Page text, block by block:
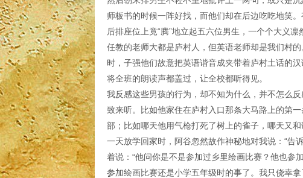
师板书的时候一阵好找，而他们却在后边吃吃地笑
后排座位上竟“腾”地立起五六位男生，一个个大义
任教的老师大都是庐村人，但英语老师却是我们村
时，子强他们故意把英语谐音成夹带着庐村土话的
将全班的朗读声都盖过，让全校都听得见。
我反感这些男孩的行为，却不知为什么，并不怎么
致来听。比如他家住在庐村入口那条大马路上的第
部；比如哪天他用气枪打死了树上的雀子，哪天又
一天放学回家时，阿谷忽然故作神秘地对我说：“
着说：“他问你是不是参加过乡里绘画比赛？他也参
参加绘画比赛还是小学五年级时的事了。我只侥幸